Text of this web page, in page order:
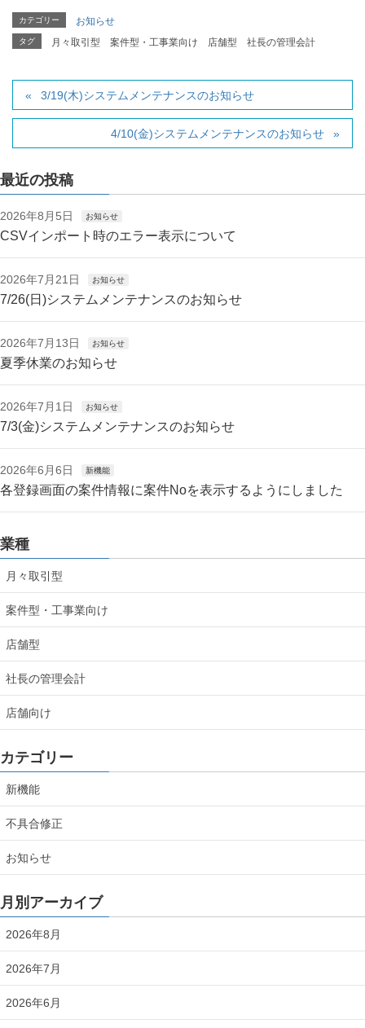
カテゴリー お知らせ
タグ 月々取引型 案件型・工事業向け 店舗型 社長の管理会計
3/19(木)システムメンテナンスのお知らせ
4/10(金)システムメンテナンスのお知らせ
最近の投稿
2026年8月5日 お知らせ
CSVインポート時のエラー表示について
2026年7月21日 お知らせ
7/26(日)システムメンテナンスのお知らせ
2026年7月13日 お知らせ
夏季休業のお知らせ
2026年7月1日 お知らせ
7/3(金)システムメンテナンスのお知らせ
2026年6月6日 新機能
各登録画面の案件情報に案件Noを表示するようにしました
業種
月々取引型
案件型・工事業向け
店舗型
社長の管理会計
店舗向け
カテゴリー
新機能
不具合修正
お知らせ
月別アーカイブ
2026年8月
2026年7月
2026年6月